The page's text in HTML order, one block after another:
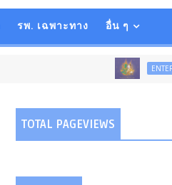
รพ. เฉพาะทาง อื่น ๆ
ENTERTAINMENT
TOTAL PAGEVIEWS